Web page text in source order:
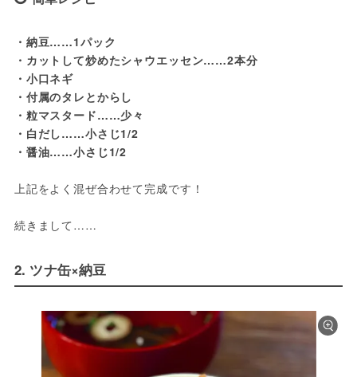
・納豆……1パック
・カットして炒めたシャウエッセン……2本分
・小口ネギ
・付属のタレとからし
・粒マスタード……少々
・白だし……小さじ1/2
・醤油……小さじ1/2
上記をよく混ぜ合わせて完成です！
続きまして……
2. ツナ缶×納豆